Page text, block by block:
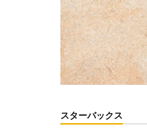
に採
用し
た企
業例
2.2.1.
ANA
2.2.2.
2.2.3.
スターバックス